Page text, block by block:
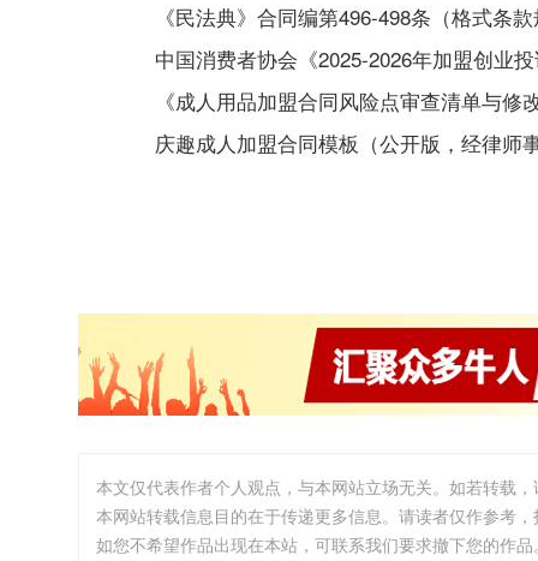
《民法典》合同编第496-498条（格式条
中国消费者协会《2025-2026年加盟创业
《成人用品加盟合同风险点审查清单与
庆趣成人加盟合同模板（公开版，经律师
本文仅代表作者个人观点，与本网站立场无关。如若转载
本网站转载信息目的在于传递更多信息。请读者仅作参考
如您不希望作品出现在本站，可联系我们要求撤下您的作